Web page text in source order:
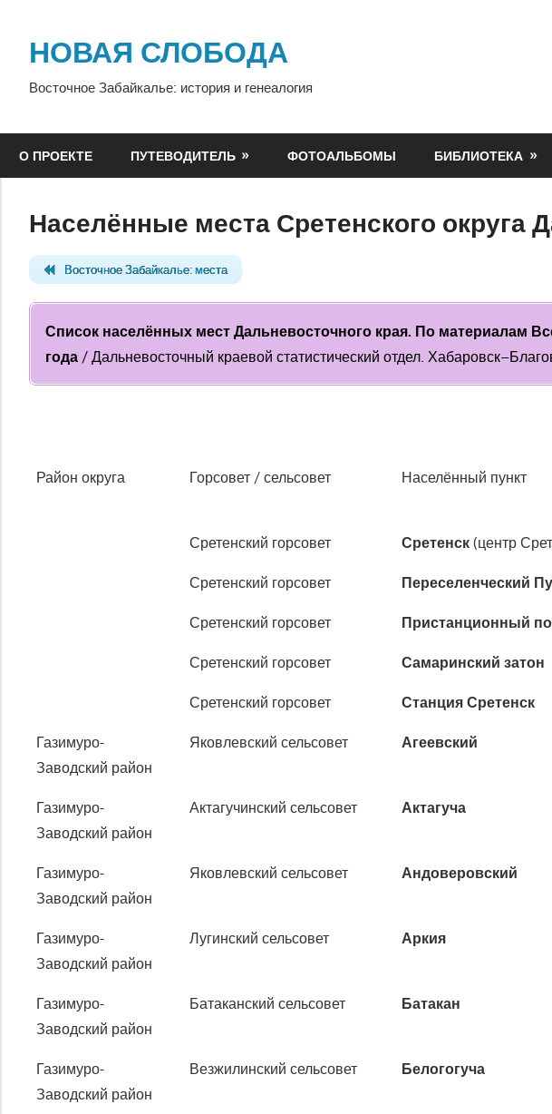
содержимому
НОВАЯ СЛОБОДА
Восточное Забайкалье: история и генеалогия
О ПРОЕКТЕ ПУТЕВОДИТЕЛЬ ФОТОАЛЬБОМЫ БИБЛИОТЕКА
Населённые места Сретенского округа
Восточное Забайкалье: места
Список населённых мест Дальневосточного края. По материалам
года / Дальневосточный краевой статистический отдел.
Район округа Горсовет / сельсовет Населённый пункт
Горсовет / сельсовет Населённый пункт
Сретенский горсовет Сретенск (центр
Сретенский горсовет Переселенческий
Сретенский горсовет Пристанционный
Сретенский горсовет Самаринский затон
Сретенский горсовет Станция Сретенск
Газимуро-
Заводский район
Яковлевский сельсовет Агеевский
Газимуро-
Заводский район
Актагучинский сельсовет Актагуча
Газимуро-
Заводский район
Яковлевский сельсовет Андоверовский
Газимуро-
Заводский район
Лугинский сельсовет Аркия
Газимуро-
Заводский район
Батаканский сельсовет Батакан
Газимуро-
Заводский район
Везжилинский сельсовет Белогогуча